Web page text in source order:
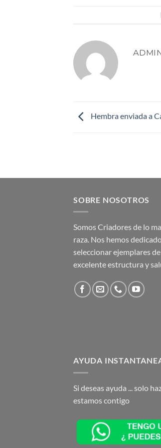
Hembra enviada a
SOBRE NOSOTROS
Somos Criadores de lo
raza. Nos hemos
seleccionar ejemplares
excelente estructura y
AYUDA
Si deseas ayuda ... solo
estamos contigo